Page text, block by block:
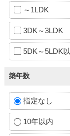
～1LDK
3DK～3LDK
5DK～5LDK
築年数
指定なし
10年以内